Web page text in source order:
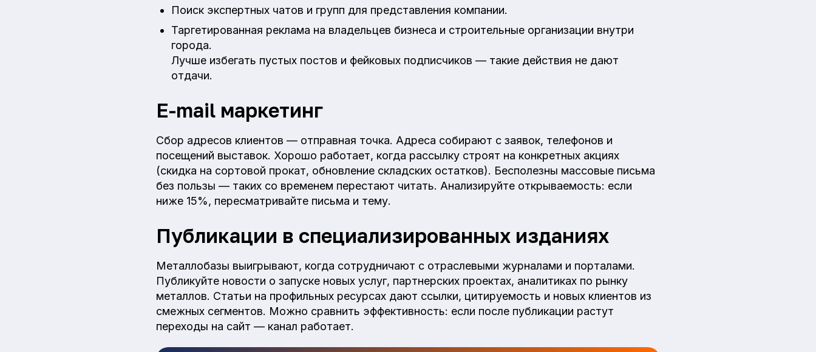
Поиск экспертных чатов и групп для представления компании.
Таргетированная реклама на владельцев бизнеса и строительные организации внутри
города.
Лучше избегать пустых постов и фейковых подписчиков — такие действия не дают
отдачи.
E-mail маркетинг
Сбор адресов клиентов — отправная точка. Адреса собирают с заявок, телефонов и
посещений выставок. Хорошо работает, когда рассылку строят на конкретных акциях
(скидка на сортовой прокат, обновление складских остатков). Бесполезны массовые письма
без пользы — таких со временем перестают читать. Анализируйте открываемость: если
ниже 15%, пересматривайте письма и тему.
Публикации в специализированных изданиях
Металлобазы выигрывают, когда сотрудничают с отраслевыми журналами и порталами.
Публикуйте новости о запуске новых услуг, партнерских проектах, аналитиках по рынку
металлов. Статьи на профильных ресурсах дают ссылки, цитируемость и новых клиентов из
смежных сегментов. Можно сравнить эффективность: если после публикации растут
переходы на сайт — канал работает.